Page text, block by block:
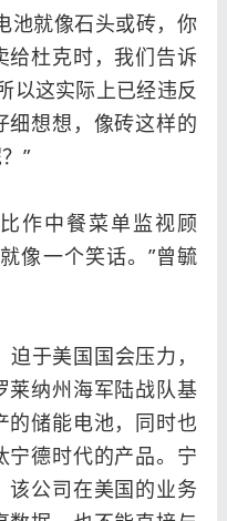
池就像石头或砖，你
给杜克时，我们告诉
以这实际上已经违反
细想想，像砖这样的
”
作中餐菜单监视顾
像一个笑话。”曾毓
于美国国会压力，
莱纳州海军陆战队基
的储能电池，同时也
宁德时代的产品。宁
该公司在美国的业务